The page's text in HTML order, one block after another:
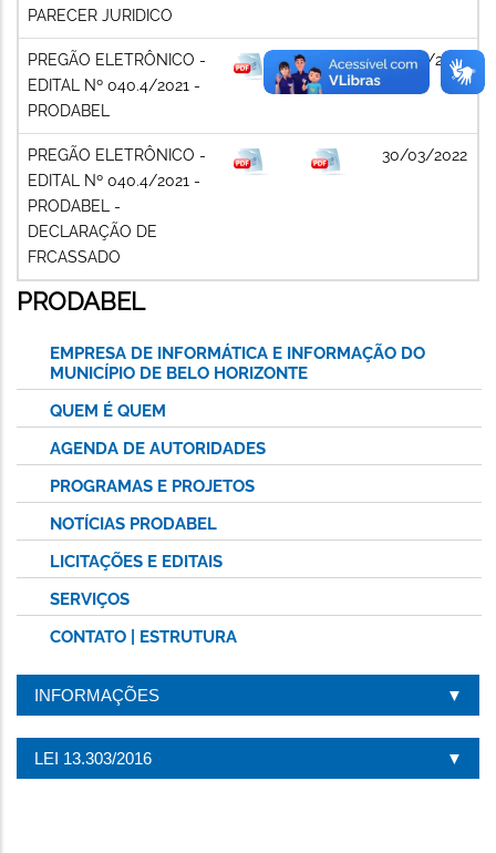
PARECER JURIDICO
PREGÃO ELETRÔNICO -
EDITAL Nº 040.4/2021 -
PRODABEL
08/03/2022
PREGÃO ELETRÔNICO -
EDITAL Nº 040.4/2021 -
PRODABEL -
DECLARAÇÃO DE
FRCASSADO
30/03/2022
PRODABEL
EMPRESA DE INFORMÁTICA E INFORMAÇÃO DO
MUNICÍPIO DE BELO HORIZONTE
QUEM É QUEM
AGENDA DE AUTORIDADES
PROGRAMAS E PROJETOS
NOTÍCIAS PRODABEL
LICITAÇÕES E EDITAIS
SERVIÇOS
CONTATO | ESTRUTURA
INFORMAÇÕES
LEI 13.303/2016